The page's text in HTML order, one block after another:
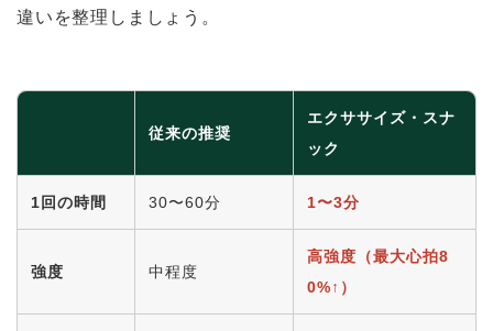
違いを整理しましょう。
従来の推奨
エクササイズ・スナ
ック
1回の時間 30〜60分 1〜3分
強度 中程度
高強度（最大心拍8
0%↑）